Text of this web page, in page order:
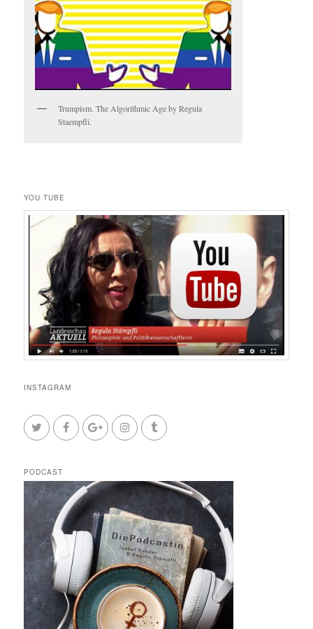
Trumpism. The Algorithmic Age by Regula
Staempfli.
YOU TUBE
INSTAGRAM
PODCAST